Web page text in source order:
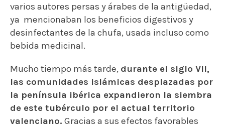
varios autores persas y árabes de la antigüedad,
ya mencionaban los beneficios digestivos y
desinfectantes de la chufa, usada incluso como
bebida medicinal.
Mucho tiempo más tarde, durante el siglo VII,
las comunidades islámicas desplazadas por
la península ibérica expandieron la siembra
de este tubérculo por el actual territorio
valenciano. Gracias a sus efectos favorables